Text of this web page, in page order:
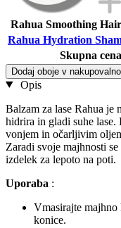
Rahua Smoothing
Rahua Hydration
Skupna
Dodaj oboje v
Opis
Balzam za lase Rahua je
hidrira in gladi suhe
vonjem in očarljivim
Zaradi svoje majhnosti
izdelek za lepoto na poti.
Uporaba :
Vmasirajte majhno
konice.